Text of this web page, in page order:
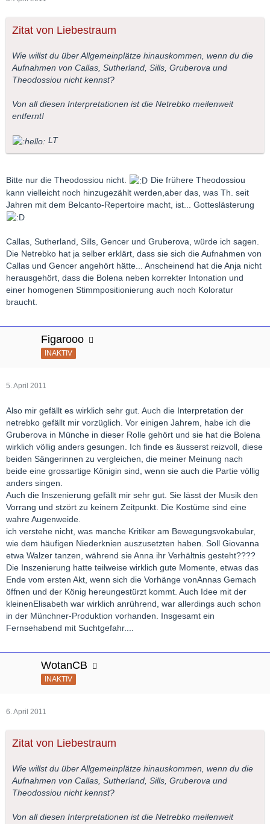
Zitat von Liebestraum
Wie willst du über Allgemeinplätze hinauskommen, wenn du die
Aufnahmen von Callas, Sutherland, Sills, Gruberova und
Theodossiou nicht kennst?
Von all diesen Interpretationen ist die Netrebko meilenweit
entfernt!
LT
Bitte nur die Theodossiou nicht.
Die frühere Theodossiou
kann vielleicht noch hinzugezählt werden,aber das, was Th. seit
Jahren mit dem Belcanto-Repertoire macht, ist... Gotteslästerung
Callas, Sutherland, Sills, Gencer und Gruberova, würde ich sagen.
Die Netrebko hat ja selber erklärt, dass sie sich die Aufnahmen von
Callas und Gencer angehört hätte... Anscheinend hat die Anja nicht
herausgehört, dass die Bolena neben korrekter Intonation und
einer homogenen Stimmpositionierung auch noch Koloratur
braucht.
Figarooo
INAKTIV
5. April 2011
Also mir gefällt es wirklich sehr gut. Auch die Interpretation der
netrebko gefällt mir vorzüglich. Vor einigen Jahrem, habe ich die
Gruberova in Münche in dieser Rolle gehört und sie hat die Bolena
wirklich völlig anders gesungen. Ich finde es äusserst reizvoll, diese
beiden Sängerinnen zu vergleichen, die meiner Meinung nach
beide eine grossartige Königin sind, wenn sie auch die Partie völlig
anders singen.
Auch die Inszenierung gefällt mir sehr gut. Sie lässt der Musik den
Vorrang und stzört zu keinem Zeitpunkt. Die Kostüme sind eine
wahre Augenweide.
ich verstehe nicht, was manche Kritiker am Bewegungsvokabular,
wie dem häufigen Niederknien auszusetzten haben. Soll Giovanna
etwa Walzer tanzen, während sie Anna ihr Verhältnis gesteht????
Die Inszenierung hatte teilweise wirklich gute Momente, etwas das
Ende vom ersten Akt, wenn sich die Vorhänge vonAnnas Gemach
öffnen und der König hereungestürzt kommt. Auch Idee mit der
kleinenElisabeth war wirklich anrührend, war allerdings auch schon
in der Münchner-Produktion vorhanden. Insgesamt ein
Fernsehabend mit Suchtgefahr....
WotanCB
INAKTIV
6. April 2011
Zitat von Liebestraum
Wie willst du über Allgemeinplätze hinauskommen, wenn du die
Aufnahmen von Callas, Sutherland, Sills, Gruberova und
Theodossiou nicht kennst?
Von all diesen Interpretationen ist die Netrebko meilenweit